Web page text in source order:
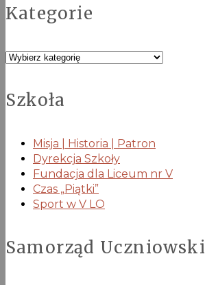
Kategorie
Kategorie
Szkoła
Misja | Historia | Patron
Dyrekcja Szkoły
Fundacja dla Liceum nr V
Czas „Piątki”
Sport w V LO
Samorząd Uczniowski